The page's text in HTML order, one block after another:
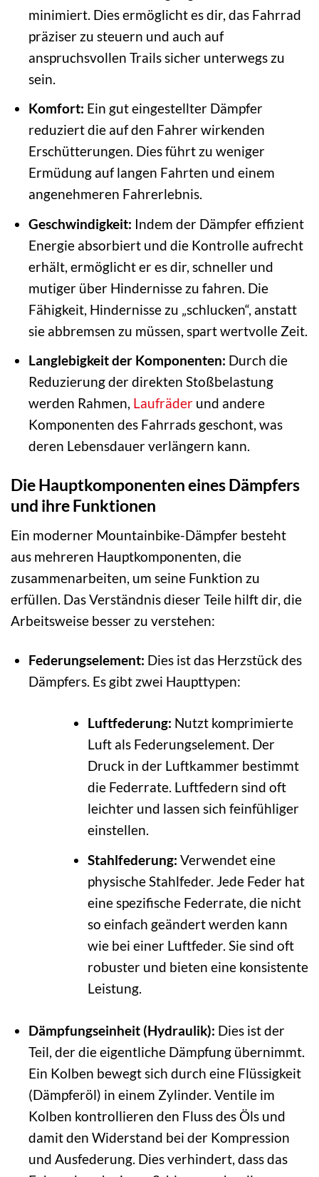
minimiert. Dies ermöglicht es dir, das Fahrrad
präziser zu steuern und auch auf
anspruchsvollen Trails sicher unterwegs zu
sein.
Komfort: Ein gut eingestellter Dämpfer
reduziert die auf den Fahrer wirkenden
Erschütterungen. Dies führt zu weniger
Ermüdung auf langen Fahrten und einem
angenehmeren Fahrerlebnis.
Geschwindigkeit: Indem der Dämpfer effizient
Energie absorbiert und die Kontrolle aufrecht
erhält, ermöglicht er es dir, schneller und
mutiger über Hindernisse zu fahren. Die
Fähigkeit, Hindernisse zu „schlucken“, anstatt
sie abbremsen zu müssen, spart wertvolle Zeit.
Langlebigkeit der Komponenten: Durch die
Reduzierung der direkten Stoßbelastung
werden Rahmen, Laufräderund andere
Komponenten des Fahrrads geschont, was
deren Lebensdauer verlängern kann.
Die Hauptkomponenten eines Dämpfers
und ihre Funktionen
Ein moderner Mountainbike-Dämpfer besteht
aus mehreren Hauptkomponenten, die
zusammenarbeiten, um seine Funktion zu
erfüllen. Das Verständnis dieser Teile hilft dir, die
Arbeitsweise besser zu verstehen:
Federungselement: Dies ist das Herzstück des
Dämpfers. Es gibt zwei Haupttypen:
Luftfederung: Nutzt komprimierte
Luft als Federungselement. Der
Druck in der Luftkammer bestimmt
die Federrate. Luftfedern sind oft
leichter und lassen sich feinfühliger
einstellen.
Stahlfederung: Verwendet eine
physische Stahlfeder. Jede Feder hat
eine spezifische Federrate, die nicht
so einfach geändert werden kann
wie bei einer Luftfeder. Sie sind oft
robuster und bieten eine konsistente
Leistung.
Dämpfungseinheit (Hydraulik): Dies ist der
Teil, der die eigentliche Dämpfung übernimmt.
Ein Kolben bewegt sich durch eine Flüssigkeit
(Dämpferöl) in einem Zylinder. Ventile im
Kolben kontrollieren den Fluss des Öls und
damit den Widerstand bei der Kompression
und Ausfederung. Dies verhindert, dass das